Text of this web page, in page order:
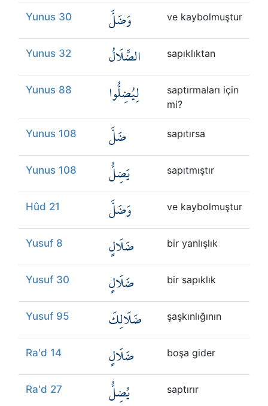
Yunus 30 وَضَلَّ ve kaybolmuştur
Yunus 32 الضَّلَالُ sapıklıktan
Yunus 88 لِيُضِلُّوا
saptırmaları için
mi?
Yunus 108 ضَلَّ sapıtırsa
Yunus 108 يَضِلُّ sapıtmıştır
Hûd 21 وَضَلَّ ve kaybolmuştur
Yusuf 8 ضَلَالٍ bir yanlışlık
Yusuf 30 ضَلَالٍ bir sapıklık
Yusuf 95 ضَلَالِكَ şaşkınlığının
Ra'd 14 ضَلَالٍ boşa gider
Ra'd 27 يُضِلُّ saptırır